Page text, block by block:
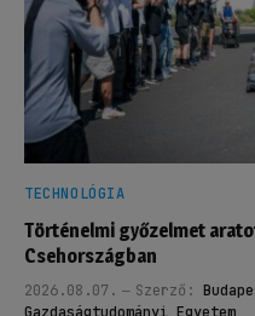
TECHNOLÓGIA
Történelmi győzelmet
Csehországban
2026.08.07. Szerző: